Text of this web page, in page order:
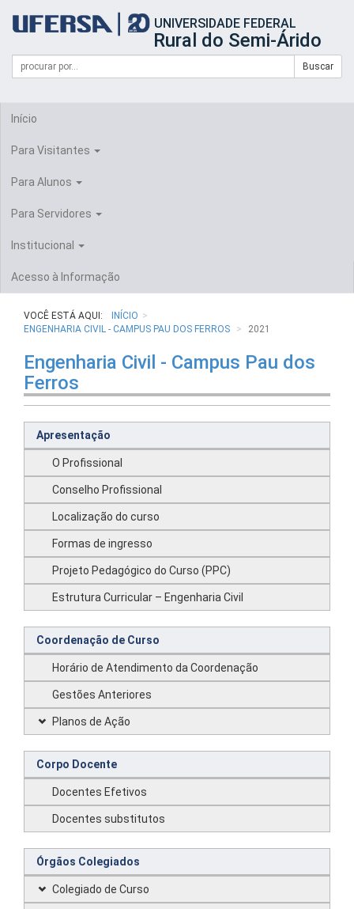
portal
UFERSA
UNIVERSIDADE FEDERAL
Rural do Semi-Árido
Formulário
Busca
Campo
de
Buscar
Início
Para Visitantes
Para Alunos
Para Servidores
Institucional
Acesso à Informação
VOCÊ ESTÁ AQUI:
INÍCIO
ENGENHARIA CIVIL - CAMPUS PAU DOS FERROS
2021
Engenharia Civil - Campus Pau dos
Ferros
Apresentação
O Profissional
Conselho Profissional
Localização do curso
Formas de ingresso
Projeto Pedagógico do Curso (PPC)
Estrutura Curricular – Engenharia Civil
Coordenação de Curso
Horário de Atendimento da Coordenação
Gestões Anteriores
Planos de Ação
Corpo Docente
Docentes Efetivos
Docentes substitutos
Órgãos Colegiados
Colegiado de Curso